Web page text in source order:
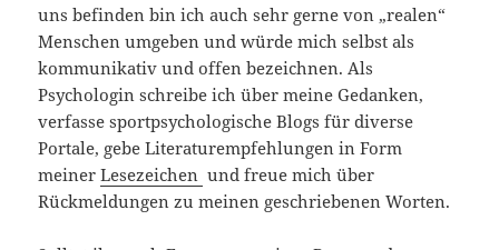
uns befinden bin ich auch sehr gerne von „realen“
Menschen umgeben und würde mich selbst als
kommunikativ und offen bezeichnen. Als
Psychologin schreibe ich über meine Gedanken,
verfasse sportpsychologische Blogs für diverse
Portale, gebe Literaturempfehlungen in Form
meinerLesezeichen und freue mich über
Rückmeldungen zu meinen geschriebenen Worten.